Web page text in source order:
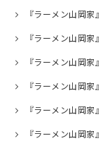
『ラーメン山岡家
『ラーメン山岡家
『ラーメン山岡家
『ラーメン山岡家
『ラーメン山岡家
『ラーメン山岡家